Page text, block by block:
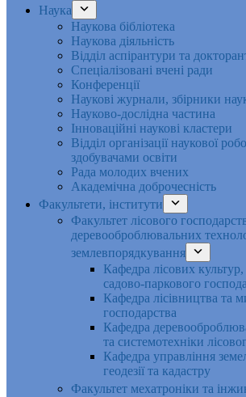
Наука
Наукова бібліотека
Наукова діяльність
Відділ аспірантури та
Спеціалізовані вчені ради
Конференції
Наукові журнали, збірники
Науково-дослідна частина
Інноваційні наукові кластери
Відділ організації наукової
здобувачами освіти
Рада молодих вчених
Академічна доброчесність
Факультети, інститути
Факультет лісового
деревооброблювальних
землевпорядкування
Кафедра лісових культур,
садово-паркового
Кафедра лісівництва та
господарства
Кафедра
та системотехніки
Кафедра управління
геодезії та кадастру
Факультет мехатроніки та